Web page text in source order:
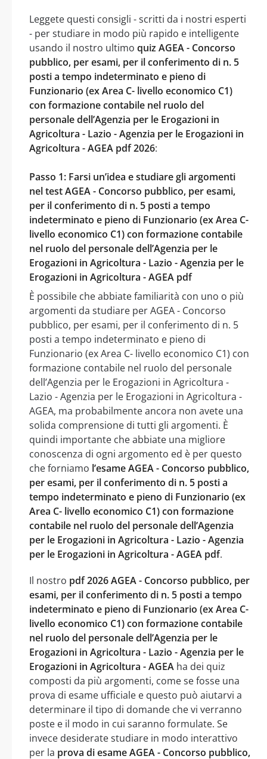
Leggete questi consigli - scritti da i nostri esperti
- per studiare in modo più rapido e intelligente
usando il nostro ultimo quiz AGEA - Concorso
pubblico, per esami, per il conferimento di n. 5
posti a tempo indeterminato e pieno di
Funzionario (ex Area C- livello economico C1)
con formazione contabile nel ruolo del
personale dell’Agenzia per le Erogazioni in
Agricoltura - Lazio - Agenzia per le Erogazioni in
Agricoltura - AGEA pdf 2026:
Passo 1: Farsi un’idea e studiare gli argomenti
nel test AGEA - Concorso pubblico, per esami,
per il conferimento di n. 5 posti a tempo
indeterminato e pieno di Funzionario (ex Area C-
livello economico C1) con formazione contabile
nel ruolo del personale dell’Agenzia per le
Erogazioni in Agricoltura - Lazio - Agenzia per le
Erogazioni in Agricoltura - AGEA pdf
È possibile che abbiate familiarità con uno o più
argomenti da studiare per AGEA - Concorso
pubblico, per esami, per il conferimento di n. 5
posti a tempo indeterminato e pieno di
Funzionario (ex Area C- livello economico C1) con
formazione contabile nel ruolo del personale
dell’Agenzia per le Erogazioni in Agricoltura -
Lazio - Agenzia per le Erogazioni in Agricoltura -
AGEA, ma probabilmente ancora non avete una
solida comprensione di tutti gli argomenti. È
quindi importante che abbiate una migliore
conoscenza di ogni argomento ed è per questo
che forniamo l’esame AGEA - Concorso pubblico,
per esami, per il conferimento di n. 5 posti a
tempo indeterminato e pieno di Funzionario (ex
Area C- livello economico C1) con formazione
contabile nel ruolo del personale dell’Agenzia
per le Erogazioni in Agricoltura - Lazio - Agenzia
per le Erogazioni in Agricoltura - AGEA pdf.
Il nostro pdf 2026 AGEA - Concorso pubblico, per
esami, per il conferimento di n. 5 posti a tempo
indeterminato e pieno di Funzionario (ex Area C-
livello economico C1) con formazione contabile
nel ruolo del personale dell’Agenzia per le
Erogazioni in Agricoltura - Lazio - Agenzia per le
Erogazioni in Agricoltura - AGEA ha dei quiz
composti da più argomenti, come se fosse una
prova di esame ufficiale e questo può aiutarvi a
determinare il tipo di domande che vi verranno
poste e il modo in cui saranno formulate. Se
invece desiderate studiare in modo interattivo
per la prova di esame AGEA - Concorso pubblico,